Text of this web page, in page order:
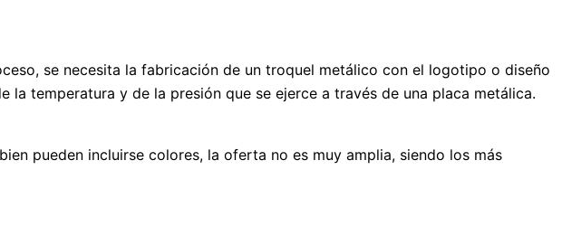
se necesita la fabricación de un troquel metálico con el logotipo o diseño
temperatura y de la presión que se ejerce a través de una placa metálica.
pueden incluirse colores, la oferta no es muy amplia, siendo los más